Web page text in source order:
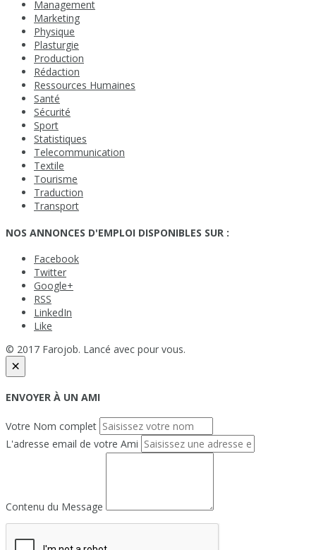
Management
Marketing
Physique
Plasturgie
Production
Rédaction
Ressources Humaines
Santé
Sécurité
Sport
Statistiques
Telecommunication
Textile
Tourisme
Traduction
Transport
NOS ANNONCES D'EMPLOI DISPONIBLES SUR :
Facebook
Twitter
Google+
RSS
LinkedIn
Like
© 2017 Farojob. Lancé avec pour vous.
×
ENVOYER À UN AMI
Votre Nom complet
L'adresse email de votre Ami
Contenu du Message